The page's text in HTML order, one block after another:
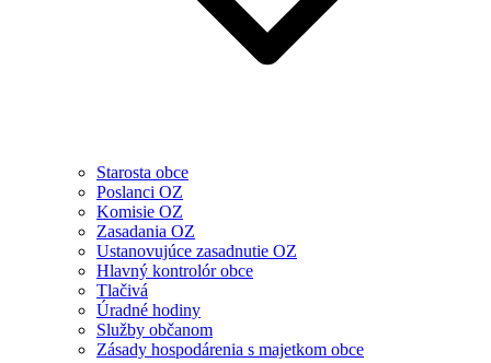
Starosta obce
Poslanci OZ
Komisie OZ
Zasadania OZ
Ustanovujúce zasadnutie OZ
Hlavný kontrolór obce
Tlačivá
Úradné hodiny
Služby občanom
Zásady hospodárenia s majetkom obce